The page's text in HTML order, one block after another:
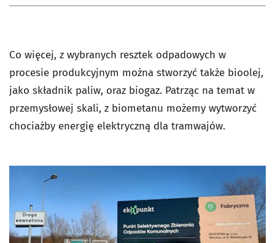
Co więcej, z wybranych resztek odpadowych w
procesie produkcyjnym można stworzyć także bioolej,
jako składnik paliw, oraz biogaz. Patrząc na temat w
przemysłowej skali, z biometanu możemy wytworzyć
chociażby energię elektryczną dla tramwajów.